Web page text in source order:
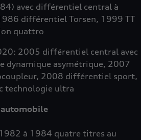
avec différentiel central à
différentiel Torsen, 1999 TT
quattro
2005 différentiel central avec
dynamique asymétrique, 2007
2008 différentiel sport,
technologie ultra
à 1984 quatre titres au